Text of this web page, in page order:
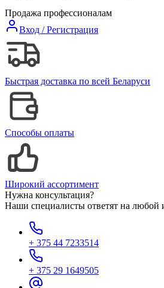
Продажа профессионалам
Вход / Регистрация
Быстрая доставка по всей Беларуси
Способы оплаты
Широкий ассортимент
Нужна консультация?
Наши специалисты ответят на любой
+ 375 44 7233514
+ 375 29 1649505